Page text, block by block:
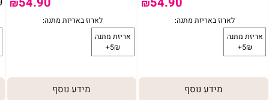
₪
מידע נוסף
₪
מידע נוסף